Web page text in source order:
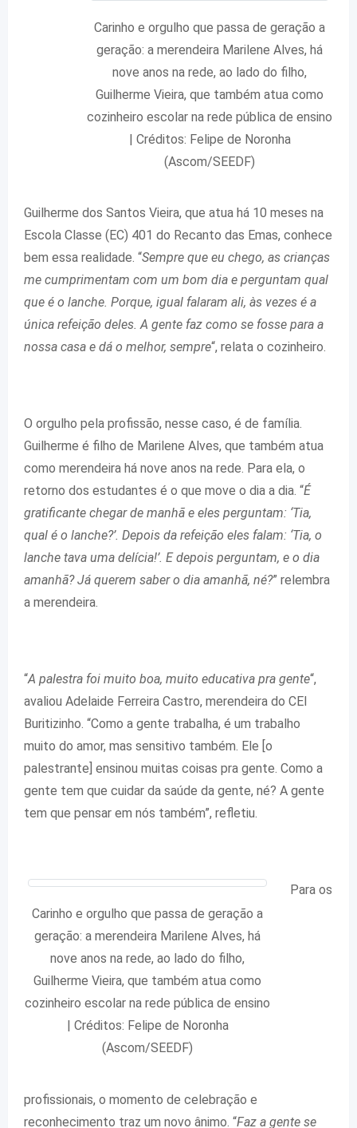
Carinho e orgulho que passa de geração a
geração: a merendeira Marilene Alves, há
nove anos na rede, ao lado do filho,
Guilherme Vieira, que também atua como
cozinheiro escolar na rede pública de ensino
| Créditos: Felipe de Noronha
(Ascom/SEEDF)
Guilherme dos Santos Vieira, que atua há 10 meses na
Escola Classe (EC) 401 do Recanto das Emas, conhece
bem essa realidade. “Sempre que eu chego, as crianças
me cumprimentam com um bom dia e perguntam qual
que é o lanche. Porque, igual falaram ali, às vezes é a
única refeição deles. A gente faz como se fosse para a
nossa casa e dá o melhor, sempre“, relata o cozinheiro.
O orgulho pela profissão, nesse caso, é de família.
Guilherme é filho de Marilene Alves, que também atua
como merendeira há nove anos na rede. Para ela, o
retorno dos estudantes é o que move o dia a dia. “É
gratificante chegar de manhã e eles perguntam: ‘Tia,
qual é o lanche?’. Depois da refeição eles falam: ‘Tia, o
lanche tava uma delícia!’. E depois perguntam, e o dia
amanhã? Já querem saber o dia amanhã, né?” relembra
a merendeira.
“A palestra foi muito boa, muito educativa pra gente“,
avaliou Adelaide Ferreira Castro, merendeira do CEI
Buritizinho. “Como a gente trabalha, é um trabalho
muito do amor, mas sensitivo também. Ele [o
palestrante] ensinou muitas coisas pra gente. Como a
gente tem que cuidar da saúde da gente, né? A gente
tem que pensar em nós também”, refletiu.
Carinho e orgulho que passa de geração a
geração: a merendeira Marilene Alves, há
nove anos na rede, ao lado do filho,
Guilherme Vieira, que também atua como
cozinheiro escolar na rede pública de ensino
| Créditos: Felipe de Noronha
(Ascom/SEEDF)
Para os
profissionais, o momento de celebração e
reconhecimento traz um novo ânimo. “Faz a gente se